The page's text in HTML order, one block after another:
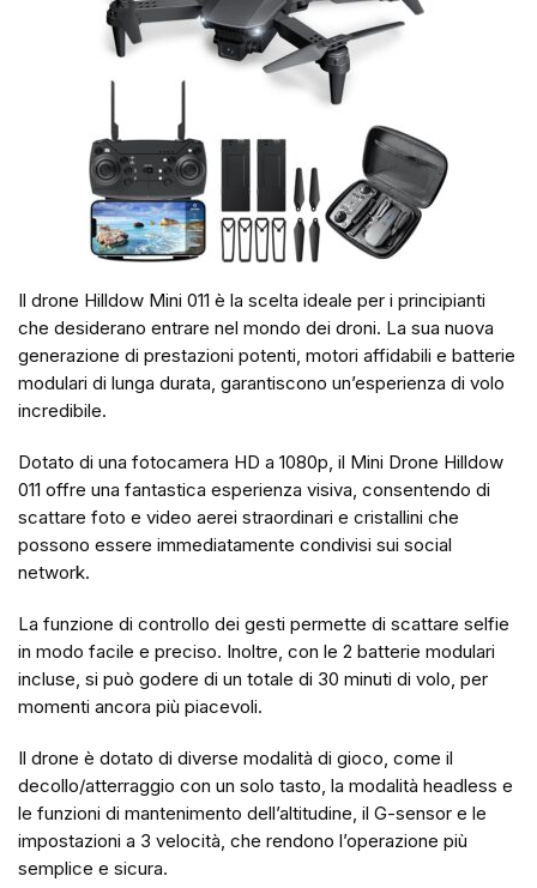
Il drone Hilldow Mini 011 è la scelta ideale per i principianti
che desiderano entrare nel mondo dei droni. La sua nuova
generazione di prestazioni potenti, motori affidabili e batterie
modulari di lunga durata, garantiscono un’esperienza di volo
incredibile.
Dotato di una fotocamera HD a 1080p, il Mini Drone Hilldow
011 offre una fantastica esperienza visiva, consentendo di
scattare foto e video aerei straordinari e cristallini che
possono essere immediatamente condivisi sui social
network.
La funzione di controllo dei gesti permette di scattare selfie
in modo facile e preciso. Inoltre, con le 2 batterie modulari
incluse, si può godere di un totale di 30 minuti di volo, per
momenti ancora più piacevoli.
Il drone è dotato di diverse modalità di gioco, come il
decollo/atterraggio con un solo tasto, la modalità headless e
le funzioni di mantenimento dell’altitudine, il G-sensor e le
impostazioni a 3 velocità, che rendono l’operazione più
semplice e sicura.